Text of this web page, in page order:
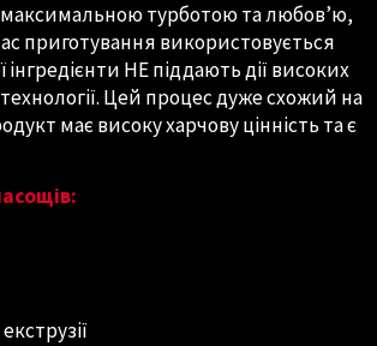
максимальною турботою та любов’ю,
приготування використовується
інгредієнти НЕ піддають дії високих
Цей процес дуже схожий на
має високу харчову цінність та є